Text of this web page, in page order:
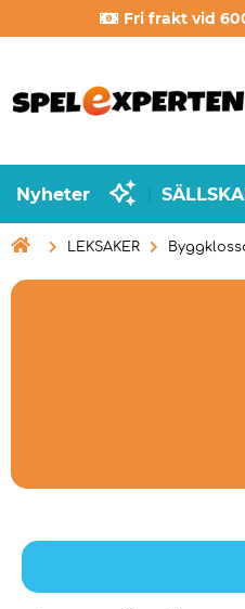
Fri frakt vid
Nyheter
 LEKSAKER